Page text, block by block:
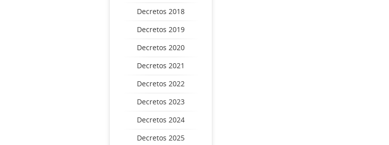
Decretos 2018
Decretos 2019
Decretos 2020
Decretos 2021
Decretos 2022
Decretos 2023
Decretos 2024
Decretos 2025